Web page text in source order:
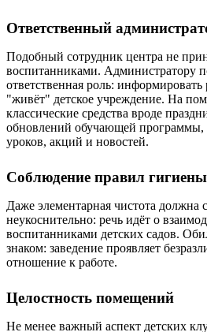
Ответственный
Подобный сотрудник центра не
воспитанниками. Администратору
ответственная роль:
"живёт" детское учреждение. На
классические средства вроде
обновлений обучающей программы,
уроков, акций и новостей.
Соблюдение правил гигиены
Даже элементарная чистота должна
неукоснительно: речь идёт о
воспитанниками детских садов.
знаком: заведение проявляет
отношение к работе.
Целостность помещений
Не менее важный аспект детских